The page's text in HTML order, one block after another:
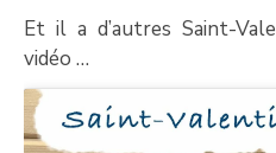
Et il a d’autres Saint-
vidéo …